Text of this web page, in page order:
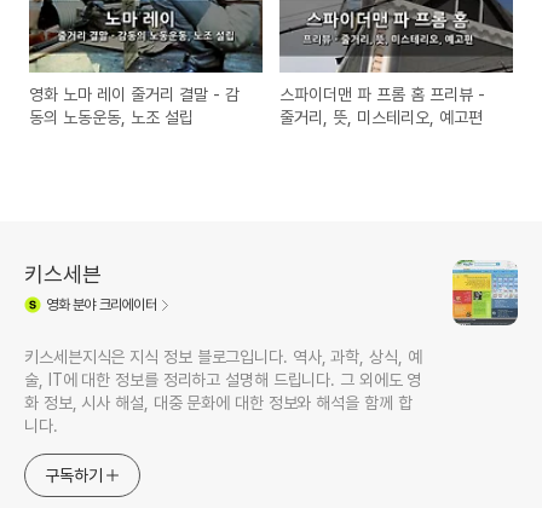
영화 노마 레이 줄거리 결말 - 감
동의 노동운동, 노조 설립
스파이더맨 파 프롬 홈 프리뷰 -
줄거리, 뜻, 미스테리오, 예고편
키스세븐
영화분야 크리에이터
키스세븐지식은 지식 정보 블로그입니다. 역사, 과학, 상식, 예
술, IT에 대한 정보를 정리하고 설명해 드립니다. 그 외에도 영
화 정보, 시사 해설, 대중 문화에 대한 정보와 해석을 함께 합
니다.
구독하기